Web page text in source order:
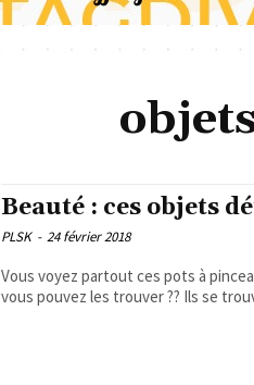
Beauté : ces objets
PLSK - 24 février 2018
Vous voyez partout ces pots à
vous pouvez